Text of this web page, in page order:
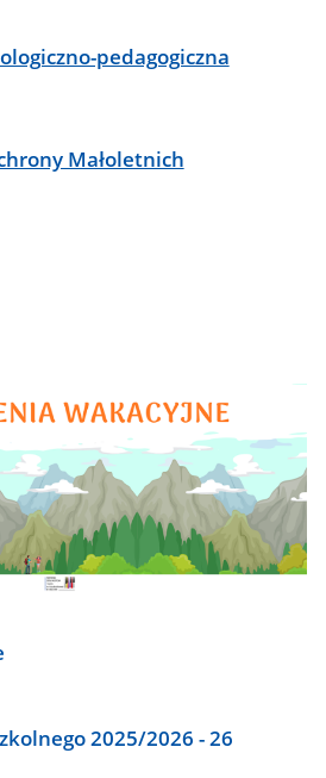
pedagogiczna
Małoletnich
2025/2026 - 26